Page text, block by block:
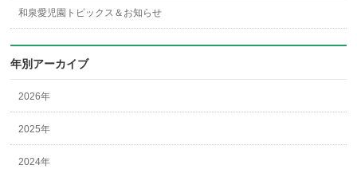
和泉愛児園トピックス＆お知らせ
年別アーカイブ
2026年
2025年
2024年